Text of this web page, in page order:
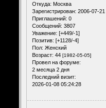
Откуда: Москва
Зарегистрирован: 2006-07-21
Приглашений: 0
Сообщений: 3807
Уважение: [+449/-1]
Позитив: [+1128/-4]
Пол: Женский
Возраст: 44 [1982-05-05]
Провел на форуме:
2 месяца 2 дня
Последний визит:
2026-01-08 05:24:28